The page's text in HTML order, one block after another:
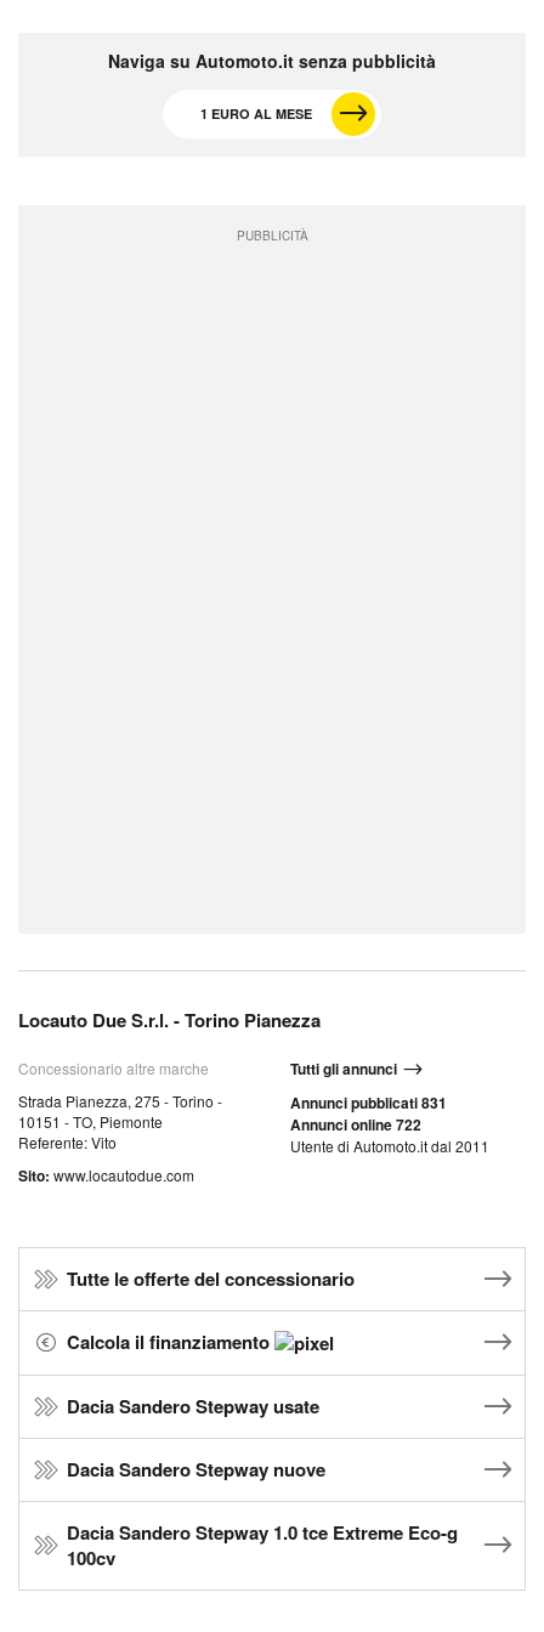
Naviga su Automoto.it senza pubblicità
1 EURO AL MESE
PUBBLICITÀ
Locauto Due S.r.l. - Torino Pianezza
Concessionario altre marche
Strada Pianezza, 275 - Torino -
10151 - TO, Piemonte
Referente: Vito
Sito: www.locautodue.com
Tutti gli annunci
Annunci pubblicati 831
Annunci online 722
Utente di Automoto.it dal 2011
Tutte le offerte del concessionario
Calcola il finanziamento
Dacia Sandero Stepway usate
Dacia Sandero Stepway nuove
Dacia Sandero Stepway 1.0 tce Extreme Eco-g
100cv